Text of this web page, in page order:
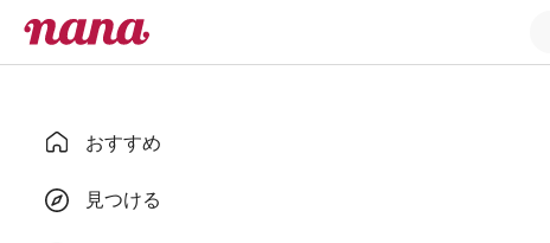
おすすめ
見つける